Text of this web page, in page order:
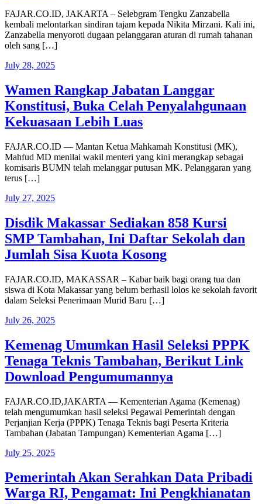
FAJAR.CO.ID, JAKARTA – Selebgram Tengku Zanzabella
kembali melontarkan sindiran tajam kepada Nikita Mirzani. Kali ini,
Zanzabella menyoroti dugaan pelanggaran aturan di rumah tahanan
oleh sang […]
July 28, 2025
Wamen Rangkap Jabatan Langgar
Konstitusi, Buka Celah Penyalahgunaan
Kekuasaan Lebih Luas
FAJAR.CO.ID — Mantan Ketua Mahkamah Konstitusi (MK),
Mahfud MD menilai wakil menteri yang kini merangkap sebagai
komisaris BUMN telah melanggar putusan MK. Pelanggaran yang
terus […]
July 27, 2025
Disdik Makassar Sediakan 858 Kursi
SMP Tambahan, Ini Daftar Sekolah dan
Jumlah Sisa Kuota Kosong
FAJAR.CO.ID, MAKASSAR – Kabar baik bagi orang tua dan
siswa di Kota Makassar yang belum berhasil lolos ke sekolah favorit
dalam Seleksi Penerimaan Murid Baru […]
July 26, 2025
Kemenag Umumkan Hasil Seleksi PPPK
Tenaga Teknis Tambahan, Berikut Link
Download Pengumumannya
FAJAR.CO.ID,JAKARTA — Kementerian Agama (Kemenag)
telah mengumumkan hasil seleksi Pegawai Pemerintah dengan
Perjanjian Kerja (PPPK) Tenaga Teknis bagi Peserta Kriteria
Tambahan (Jabatan Tampungan) Kementerian Agama […]
July 25, 2025
Pemerintah Akan Serahkan Data Pribadi
Warga RI, Pengamat: Ini Pengkhianatan